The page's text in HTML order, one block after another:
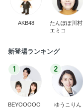
AKB48
たんぽぽ川村
エミコ
新登場ランキング
1
BEYOOOOO
2
ゆうこりん